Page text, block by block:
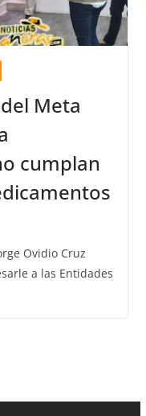
Meta
cumplan
Ovidio Cruz
a las Entidades